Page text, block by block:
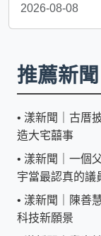
2026-08-08
推薦新聞
• 漾新聞｜古厝
造大宅囍事
• 漾新聞｜一個
宇當最認真的議
• 漾新聞｜陳善
科技新願景